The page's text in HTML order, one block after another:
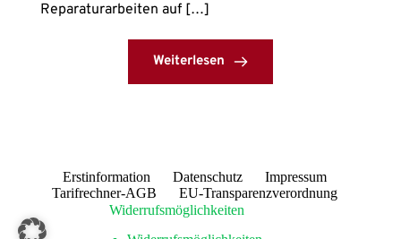
Reparaturarbeiten auf […]
Weiterlesen
Erstinformation Datenschutz
Impressum
Tarifrechner-AGB
EU-Transparenzverordnung
Widerrufsmöglichkeiten